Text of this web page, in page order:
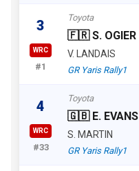
3
WRC
#1
Toyota
🇫🇷 S. OGIER
V. LANDAIS
GR Yaris Rally1
4
WRC
#33
Toyota
🇬🇧 E. EVANS
S. MARTIN
GR Yaris Rally1